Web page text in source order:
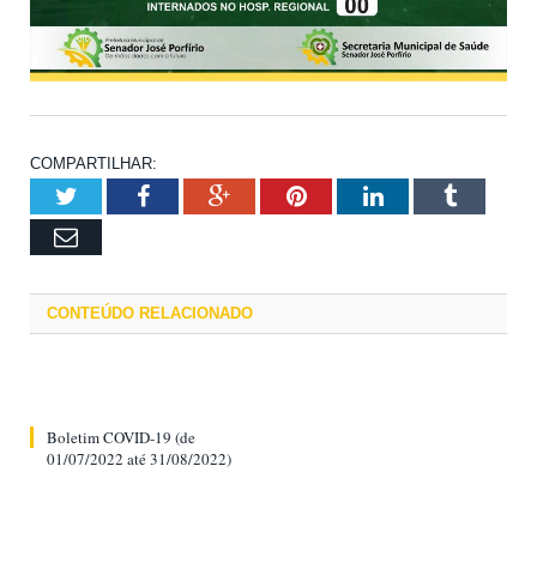
COMPARTILHAR:
TwitterFacebookGoogle+PinterestLinkedInTumblr
Email
CONTEÚDO RELACIONADO
Boletim COVID-19 (de
01/07/2022 até 31/08/2022)